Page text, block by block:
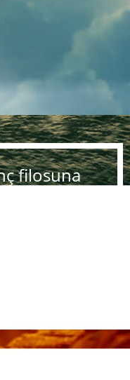
filosuna